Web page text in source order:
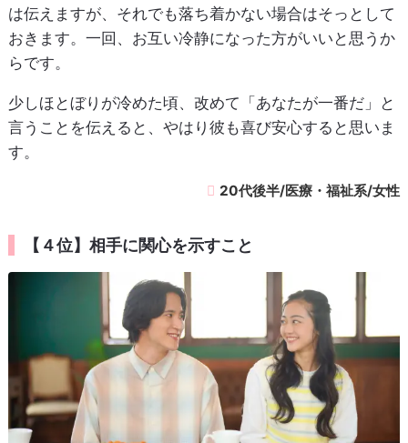
は伝えますが、それでも落ち着かない場合はそっとして
おきます。一回、お互い冷静になった方がいいと思うか
らです。
少しほとぼりが冷めた頃、改めて「あなたが一番だ」と
言うことを伝えると、やはり彼も喜び安心すると思いま
す。
20代後半/医療・福祉系/女性
【４位】相手に関心を示すこと